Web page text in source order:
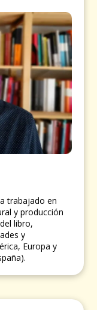
trabajado en
y producción
libro,
y
Europa y